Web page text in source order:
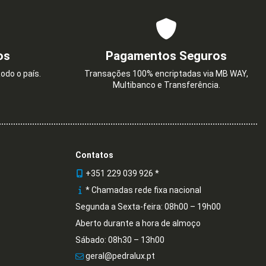
o país.
Pagamentos Seguros
Transações 100% encriptadas via MB WAY,
Multibanco e Transferência.
Contatos
+351 229 039 926 *
* Chamadas rede fixa nacional
Segunda a Sexta-feira: 08h00 – 19h00
Aberto durante a hora de almoço
Sábado: 08h30 – 13h00
geral@pedralux.pt